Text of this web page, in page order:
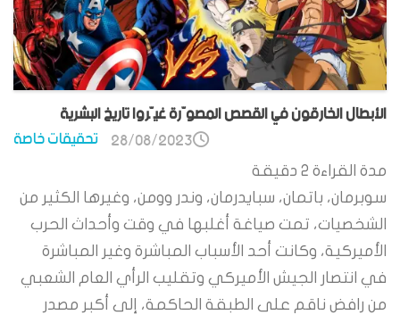
الأبطال الخارقون في القصص المصوّرة غيّروا تاريخ البشرية
تحقيقات خاصة 28/08/2023
مدة القراءة 2 دقيقة
سوبرمان، باتمان، سبايدرمان، وندر وومن، وغيرها الكثير من
الشخصيات، تمت صياغة أغلبها في وقت وأحداث الحرب
الأميركية، وكانت أحد الأسباب المباشرة وغير المباشرة
في انتصار الجيش الأميركي وتقليب الرأي العام الشعبي
من رافض ناقم على الطبقة الحاكمة، إلى أكبر مصدر